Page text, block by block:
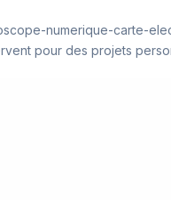
numerique-carte-
pour des projets